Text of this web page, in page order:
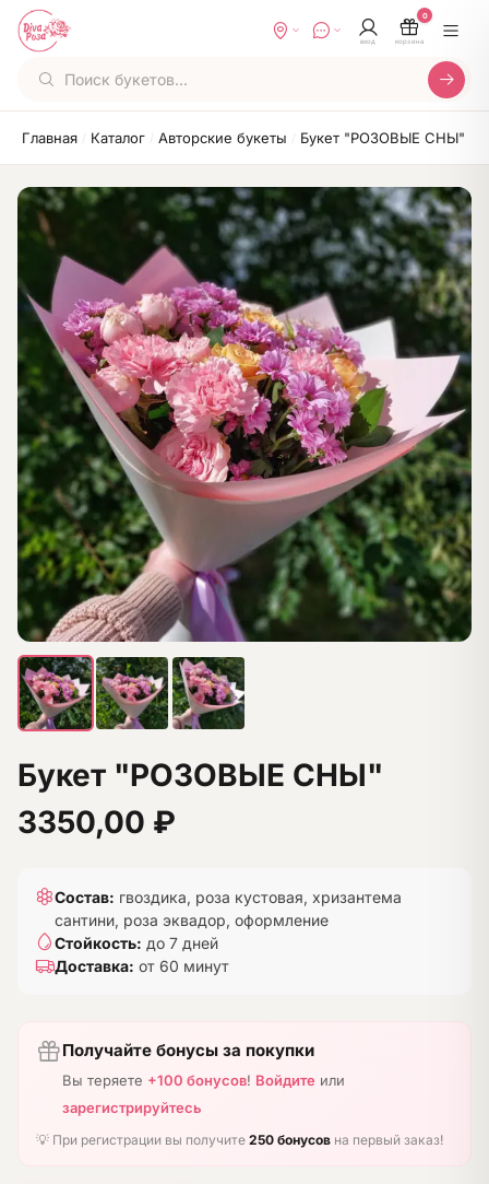
вход корзина
0
Главная / Каталог / Авторские букеты / Букет "РОЗОВЫЕ СНЫ"
Букет "РОЗОВЫЕ СНЫ"
3350,00 ₽
Состав: гвоздика, роза кустовая, хризантема
сантини, роза эквадор, оформление
Стойкость: до 7 дней
Доставка: от 60 минут
Получайте бонусы за покупки
Вы теряете +100 бонусов! Войдите или
зарегистрируйтесь
💡 При регистрации вы получите 250 бонусов на первый заказ!